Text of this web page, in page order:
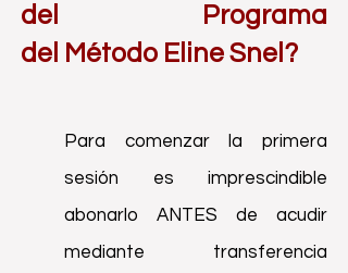
del Programa
del
Método Eline Snel?
Para comenzar la primera
sesión es imprescindible
abonarlo ANTES de acudir
mediante transferencia